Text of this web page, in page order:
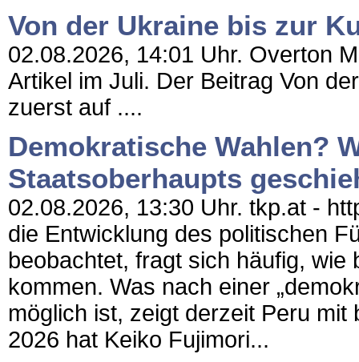
Von der Ukraine bis zur
02.08.2026, 14:01 Uhr. Overton
Artikel im Juli. Der Beitrag Von
zuerst auf ....
Demokratische Wahlen?
Staatsoberhaupts
02.08.2026, 13:30 Uhr. tkp.at -
die Entwicklung des politischen
beobachtet, fragt sich häufig,
kommen. Was nach einer
möglich ist, zeigt derzeit Peru
2026 hat Keiko Fujimori...